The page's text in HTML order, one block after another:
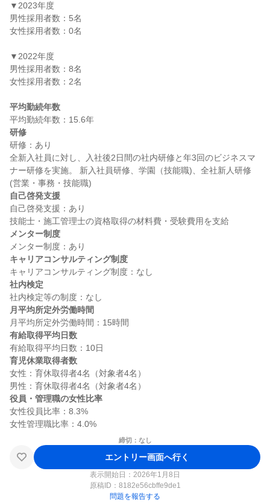
▼2023年度
男性採用者数：5名
女性採用者数：0名
▼2022年度
男性採用者数：8名
女性採用者数：2名
平均勤続年数
研修
研修：あり
全新入社員に対し、入社後2日間の社内研修と年3回のビジネスマ
ナー研修を実施。 新入社員研修、学園（技能職)、全社新人研修
自己啓発支援
自己啓発支援：あり
メンター制度
キャリアコンサルティング制度
社内検定
月平均所定外労働時間
有給取得平均日数
育児休業取得者数
女性：育休取得者4名（対象者4名）
役員・管理職の女性比率
女性役員比率：8.3%
締切：なし
エントリー画面へ行く
表示開始日：2026年1月8日
原稿ID： 8182e56cbffe9de1
問題を報告する